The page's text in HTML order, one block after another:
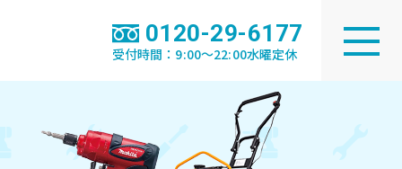
0120-29-6177
受付時間：9:00～22:00水曜定休